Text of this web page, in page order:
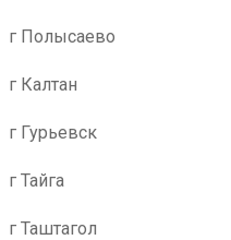
г Полысаево
г Калтан
г Гурьевск
г Тайга
г Таштагол